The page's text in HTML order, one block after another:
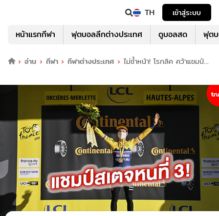
TH เข้าสู่ระบบ
หน้าแรกกีฬา ฟุตบอลลีกต่างประเทศ ดูบอลสด ฟุต
อ่าน กีฬา กีฬาต่างประเทศ
ไม่ซ้ำหน้า! โรกลิค คว้าแชมป์ส